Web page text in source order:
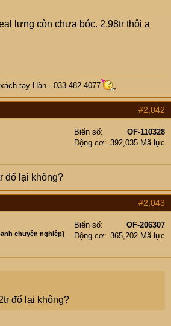
lưng còn chưa bóc. 2,98tr thôi ạ
tay Hàn - 033.482.4077
#2,042
Biển số
OF-110328
Động cơ
392,035 Mã lực
đổ lại không?
#2,043
chuyên nghiệp}
Biển số
OF-206307
Động cơ
365,202 Mã lực
đổ lại không?